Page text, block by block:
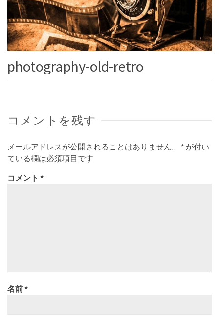
photography-old-retro
コメントを残す
メールアドレスが公開されることはありません。 * が付い
ている欄は必須項目です
コメント *
名前*